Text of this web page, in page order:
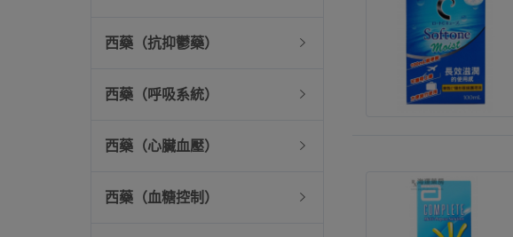
西藥（抗抑鬱藥）
西藥（呼吸系統）
西藥（心臟血壓）
西藥（血糖控制）